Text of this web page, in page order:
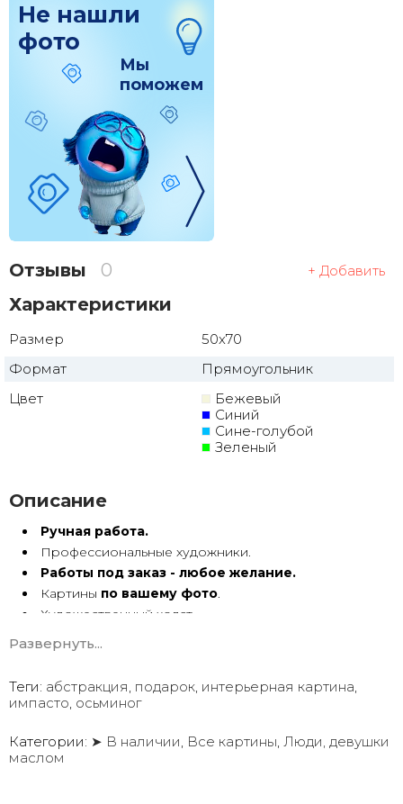
Не нашли
фото
Мы
поможем
Отзывы 0 + Добавить
Характеристики
Размер
50x70
Формат
Прямоугольник
Цвет
Бежевый
Синий
Сине-голубой
Зеленый
Описание
Ручная работа.
Профессиональные художники.
Работы под заказ - любое желание.
Картины по вашему фото.
Художественный холст.
Подрамник.
Картины ручной работы имеют особую энергетику. Они
с душой Долгие годы радуют глаз.
Мы предлагаем оригинальные произведения искусствав
различных техниках и стилях
Развернуть...
Теги: абстракция, подарок, интерьерная картина,
импасто, осьминог
Категории: ➤ В наличии, Все картины, Люди, девушки
маслом